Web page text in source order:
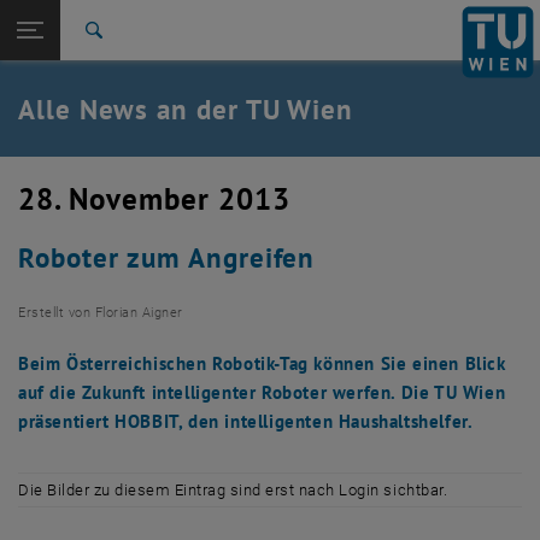
TU Login
Quicklinks
Quicklinks-Menü umschalten
Studium
Karriere
Zurück: Subseiten von TU Wien Startseite auflisten
Zurück zur letzten Ebene:
TU Wien Startseite
Übersicht
Alle News an der TU Wien
28. November 2013
Roboter zum Angreifen
Erstellt von Florian Aigner
Beim Österreichischen Robotik-Tag können Sie einen Blick
auf die Zukunft intelligenter Roboter werfen. Die TU Wien
präsentiert HOBBIT, den intelligenten Haushaltshelfer.
Die Bilder zu diesem Eintrag sind erst nach Login sichtbar.